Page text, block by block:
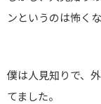
ンというのは怖く
僕は人見知りで、
てました。